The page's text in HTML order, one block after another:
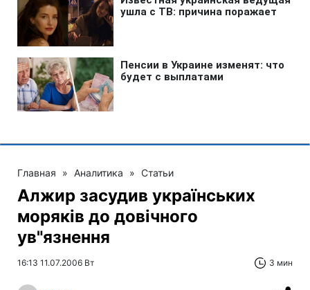
Главная » Аналитика » Статьи
Алжир засудив українських
моряків до довічного
ув"язнення
16:13 11.07.2006 Вт 3 мин